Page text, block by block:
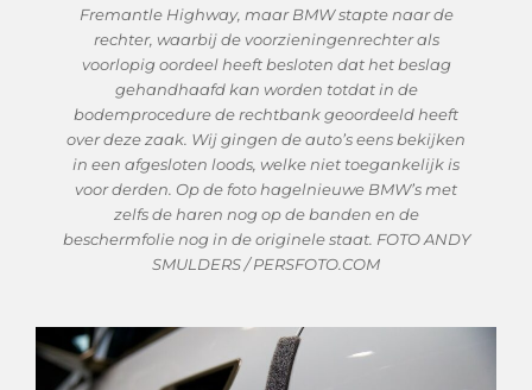
Fremantle Highway, maar BMW stapte naar de
rechter, waarbij de voorzieningenrechter als
voorlopig oordeel heeft besloten dat het beslag
gehandhaafd kan worden totdat in de
bodemprocedure de rechtbank geoordeeld heeft
over deze zaak. Wij gingen de auto’s eens bekijken
in een afgesloten loods, welke niet toegankelijk is
voor derden. Op de foto hagelnieuwe BMW’s met
zelfs de haren nog op de banden en de
beschermfolie nog in de originele staat. FOTO ANDY
SMULDERS / PERSFOTO.COM